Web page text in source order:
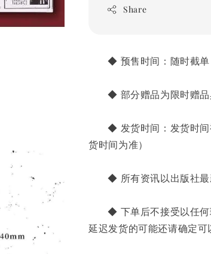
Share
◆ 预售时间：随时截单
◆ 部分赠品为限时赠品
◆ 发货时间：发货时间
货时间为准）
◆ 所有资讯以出版社最
◆ 下单后不接受以任何
延迟发货的可能还请确定